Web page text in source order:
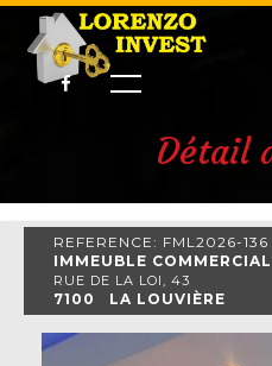
Détail
REFERENCE: FML2026-136
IMMEUBLE COMMERCIAL
RUE DE LA LOI, 43
7100 LA LOUVIÈRE